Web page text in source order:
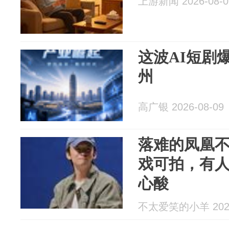
这波AI短剧
州
高广银 2026-08-09
落难的凤凰
戏可拍，有
心酸
不太爱笑的小羊